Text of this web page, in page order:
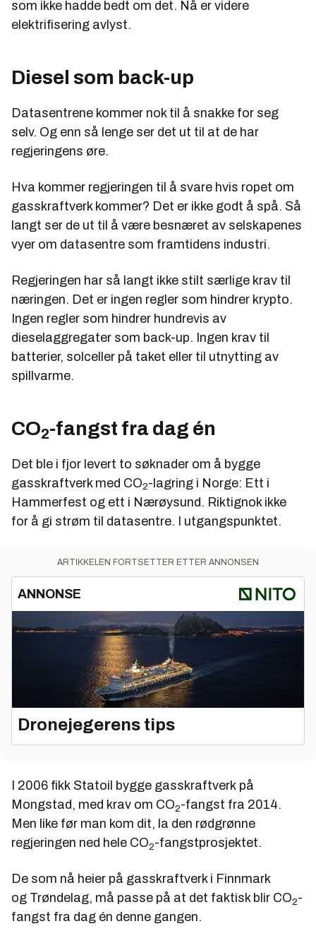
som ikke hadde bedt om det. Nå er videre
elektrifisering avlyst.
Diesel som back-up
Datasentrene kommer nok til å snakke for seg
selv. Og enn så lenge ser det ut til at de har
regjeringens øre.
Hva kommer regjeringen til å svare hvis ropet om
gasskraftverk kommer? Det er ikke godt å spå. Så
langt ser de ut til å være besnæret av selskapenes
vyer om datasentre som framtidens industri.
Regjeringen har så langt ikke stilt særlige krav til
næringen. Det er ingen regler som hindrer krypto.
Ingen regler som hindrer hundrevis av
dieselaggregater som back-up. Ingen krav til
batterier, solceller på taket eller til utnytting av
spillvarme.
CO2-fangst fra dag én
Det ble i fjor levert to søknader om å bygge
gasskraftverk med CO2-lagring i Norge: Ett i
Hammerfest og ett i Nærøysund. Riktignok ikke
for å gi strøm til datasentre. I utgangspunktet.
ARTIKKELEN FORTSETTER ETTER ANNONSEN
ANNONSE
Dronejegerens tips
I 2006 fikk Statoil bygge gasskraftverk på
Mongstad, med krav om CO2-fangst fra 2014.
Men like før man kom dit, la den rødgrønne
regjeringen ned hele CO2-fangstprosjektet.
De som nå heier på gasskraftverk i Finnmark
og Trøndelag, må passe på at det faktisk blir CO2-
fangst fra dag én denne gangen.